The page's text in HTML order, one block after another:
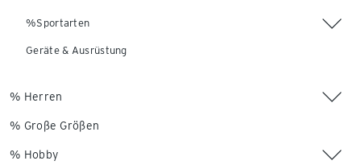
%Sportarten
Geräte & Ausrüstung
% Herren
% Große Größen
% Hobby